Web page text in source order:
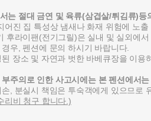
는 절대 금연 및 육류(삼겹살/튀김류)등
진 집 특성상 냄새나 화재 위험에 노출
후라이팬(전기그릴)은 실내 및 실외에
우, 펜션에 문의 하시기 바랍니다.
장소 및 자연과 벗한 바베큐장을 이용
주의로 인한 사고시에는 본 펜션에서
, 분실시 책임은 투숙객에게 있으므로
리비 청구 합니다.)